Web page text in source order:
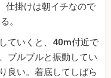
仕掛けは朝イチなので
。
ていくと、40m付近で
ブルブルと振動してい
良い。着底してしばら